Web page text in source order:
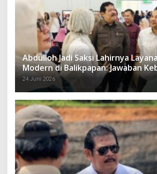
Abdulloh Jadi Saksi Lahirnya
Modern di Balikpapan: Jawaban
Rakyat
24 Juni 2026